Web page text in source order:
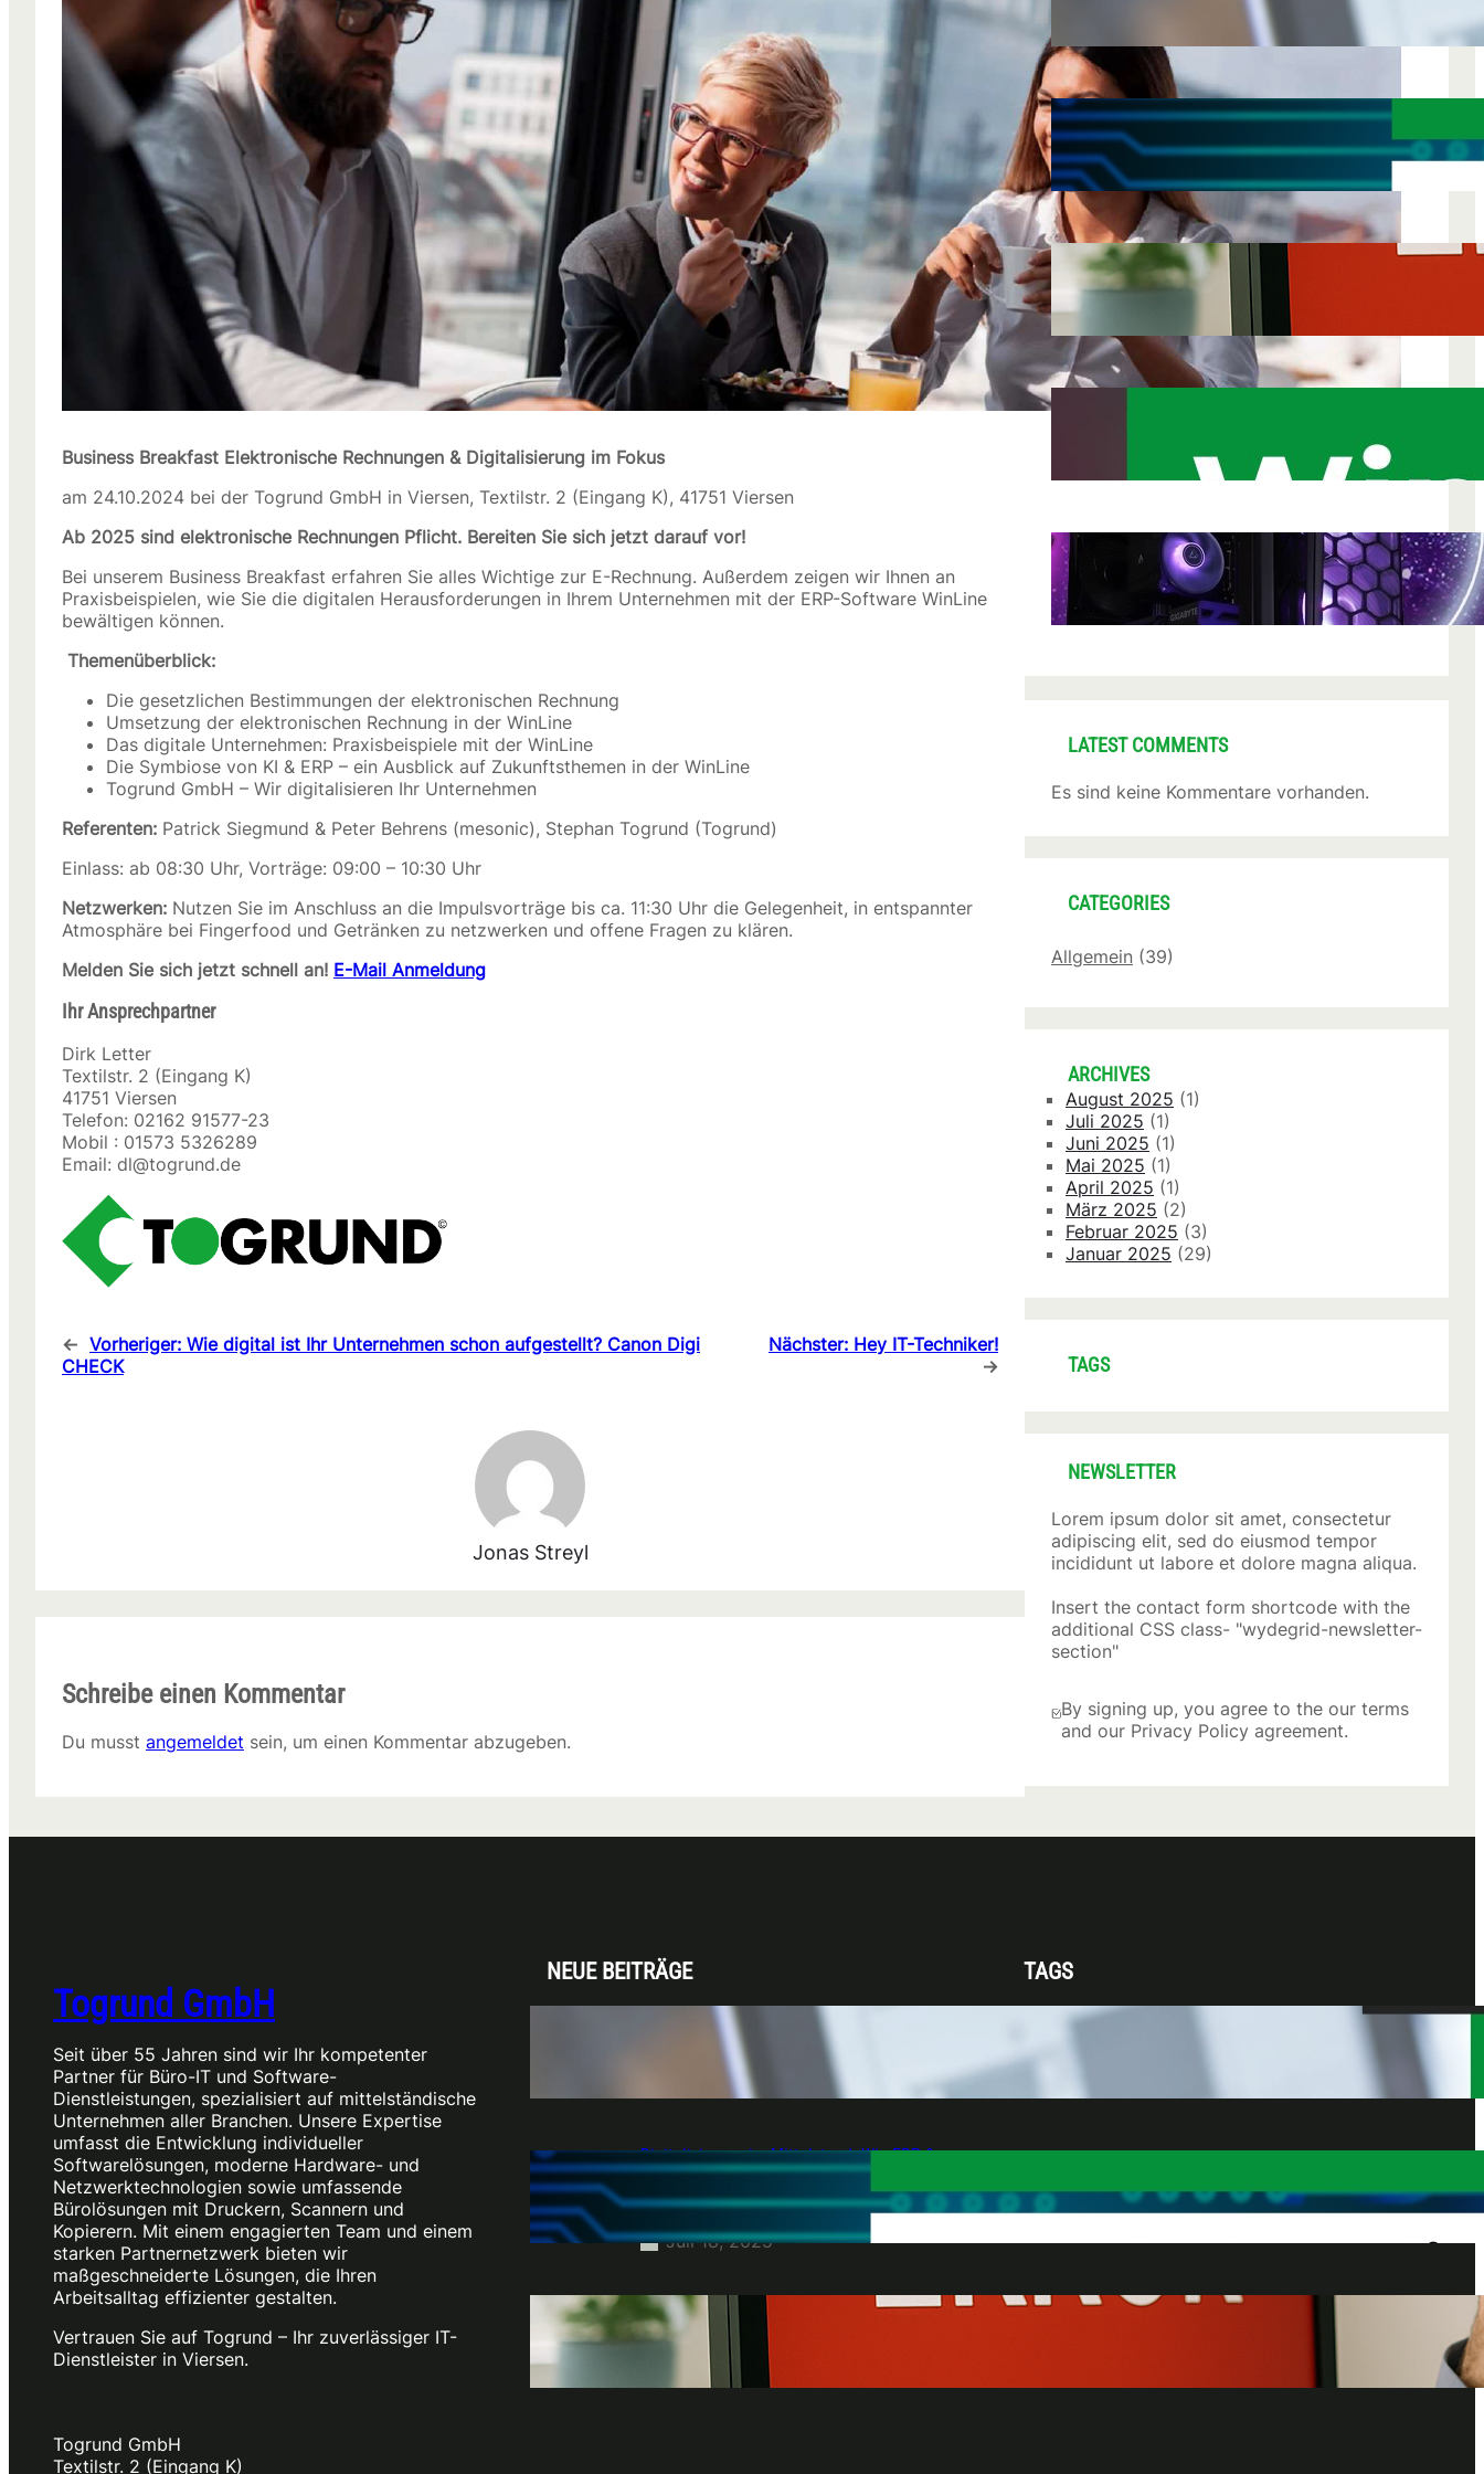
Business Breakfast Elektronische Rechnungen & Digitalisierung im Fokus
am 24.10.2024 bei der Togrund GmbH in Viersen, Textilstr. 2 (Eingang K), 41751 Viersen
Ab 2025 sind elektronische Rechnungen Pflicht. Bereiten Sie sich jetzt darauf vor!
Bei unserem Business Breakfast erfahren Sie alles Wichtige zur E-Rechnung. Außerdem zeigen wir Ihnen an
Praxisbeispielen, wie Sie die digitalen Herausforderungen in Ihrem Unternehmen mit der ERP-Software WinLine
bewältigen können.
Themenüberblick:
Die gesetzlichen Bestimmungen der elektronischen Rechnung
Umsetzung der elektronischen Rechnung in der WinLine
Das digitale Unternehmen: Praxisbeispiele mit der WinLine
Die Symbiose von KI & ERP – ein Ausblick auf Zukunftsthemen in der WinLine
Togrund GmbH – Wir digitalisieren Ihr Unternehmen
Referenten: Patrick Siegmund & Peter Behrens (mesonic), Stephan Togrund (Togrund)
Einlass: ab 08:30 Uhr, Vorträge: 09:00 – 10:30 Uhr
Netzwerken: Nutzen Sie im Anschluss an die Impulsvorträge bis ca. 11:30 Uhr die Gelegenheit, in entspannter
Atmosphäre bei Fingerfood und Getränken zu netzwerken und offene Fragen zu klären.
Melden Sie sich jetzt schnell an! E-Mail Anmeldung
Ihr Ansprechpartner
Dirk Letter
Textilstr. 2 (Eingang K)
41751 Viersen
Telefon: 02162 91577-23
Mobil : 01573 5326289
Email: dl@togrund.de
← Vorheriger: Wie digital ist Ihr Unternehmen schon aufgestellt? Canon Digi
CHECK
Nächster: Hey IT-Techniker!
→
Jonas Streyl
Schreibe einen Kommentar
Du musst angemeldet sein, um einen Kommentar abzugeben.
Unternehmen?
Aug. 28, 2025
Digitalisierung im Mittelstand: Wie ERP &
CRM Systeme Prozesse nicht nur
optimieren, sondern verändern!
Juli 18, 2025
IT-Notfallplan: Wie gut ist Ihr
Unternehmen auf einen Systemausfall
vorbereitet?
Juni 13, 2025
Mai 21, 2025
Terra Hardware – So machen Sie Ihre IT
fit für die Zukunft!
Apr. 30, 2025
LATEST COMMENTS
Es sind keine Kommentare vorhanden.
CATEGORIES
Allgemein (39)
ARCHIVES
August 2025 (1)
Juli 2025 (1)
Juni 2025 (1)
Mai 2025 (1)
April 2025 (1)
März 2025 (2)
Februar 2025 (3)
Januar 2025 (29)
TAGS
NEWSLETTER
Lorem ipsum dolor sit amet, consectetur
adipiscing elit, sed do eiusmod tempor
incididunt ut labore et dolore magna aliqua.
Insert the contact form shortcode with the
additional CSS class- "wydegrid-newsletter-
section"
By signing up, you agree to the our terms
and our Privacy Policy agreement.
Togrund GmbH
Seit über 55 Jahren sind wir Ihr kompetenter
Partner für Büro-IT und Software-
Dienstleistungen, spezialisiert auf mittelständische
Unternehmen aller Branchen. Unsere Expertise
umfasst die Entwicklung individueller
Softwarelösungen, moderne Hardware- und
Netzwerktechnologien sowie umfassende
Bürolösungen mit Druckern, Scannern und
Kopierern. Mit einem engagierten Team und einem
starken Partnernetzwerk bieten wir
maßgeschneiderte Lösungen, die Ihren
Arbeitsalltag effizienter gestalten.
Vertrauen Sie auf Togrund – Ihr zuverlässiger IT-
Dienstleister in Viersen.
Togrund GmbH
Textilstr. 2 (Eingang K)
NEUE BEITRÄGE
Cloud vs. On-Premise: Welche Infrastruktur
passt zu meinem Unternehmen?
Aug. 28, 2025
Digitalisierung im Mittelstand: Wie ERP &
CRM Systeme Prozesse nicht nur
optimieren, sondern verändern!
Juli 18, 2025
IT-Notfallplan: Wie gut ist Ihr Unternehmen
auf einen Systemausfall vorbereitet?
Juni 13, 2025
TAGS